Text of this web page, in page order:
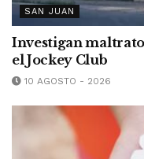
SAN JUAN
Investigan
el Jockey Club
10 AGOSTO - 2026